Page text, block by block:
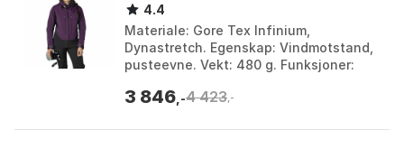
4.4
Materiale: Gore Tex Infinium,
Dynastretch. Egenskap: Vindmotstand,
pusteevne. Vekt: 480 g. Funksjoner:
hette. Farge: Royal...
3 846 ,-4 423,-